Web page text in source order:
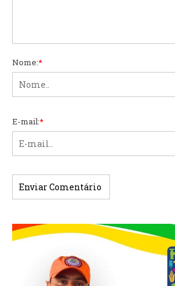
Nome:*
E-mail:*